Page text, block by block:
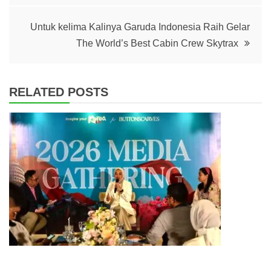
Untuk kelima Kalinya Garuda Indonesia Raih Gelar
The World’s Best Cabin Crew Skytrax
RELATED POSTS